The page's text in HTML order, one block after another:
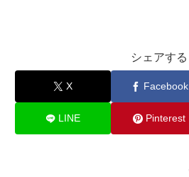
シェアする
X Facebook
LINE Pinterest